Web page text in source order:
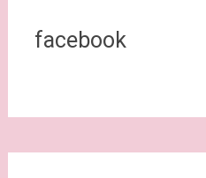
facebook